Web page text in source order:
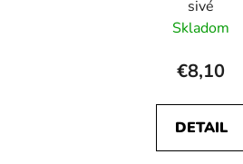
sivé
Skladom
€8,10
DETAIL